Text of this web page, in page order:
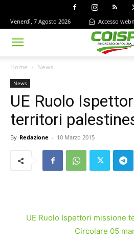
Venerdì, 7 Agosto 2026 Accesso
Home News
News
UE Ruolo
territori
By Redazione - 10 Marzo 2015
UE Ruolo Ispettori missione
Circolare 05